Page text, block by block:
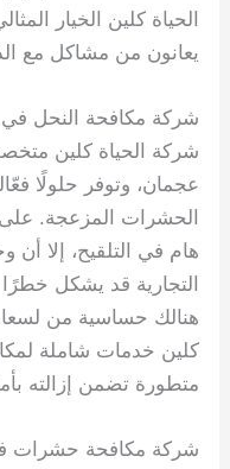
الحياة كلين الخيار
يعانون من مشاكل مع
شركة مكافحة النحل
شركة الحياة كلين
عجمان، وتوفر حلولًا
الحشرات المزعجة.
هام في التلقيح، إلا أن
التجارية قد يشكل
هنالك حساسية من
كلين خدمات شاملة
متطورة تضمن إزالته
شركة مكافحة حشرات